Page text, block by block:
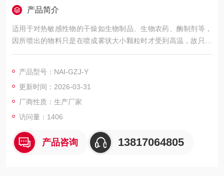
产品简介
适用于对热敏感性物的干燥如生物制品、生物农药、酶制剂等，
因所喷出的物料只是在喷成雾状大小颗粒时才受到高温，故只是
瞬间受热，能保持这些活性材料在干燥后仍维持其活性成份不受
产品型号：NAI-GZJ-Y
更新时间：2026-03-31
厂商性质：生产厂家
访问量：1406
产品咨询 13817064805